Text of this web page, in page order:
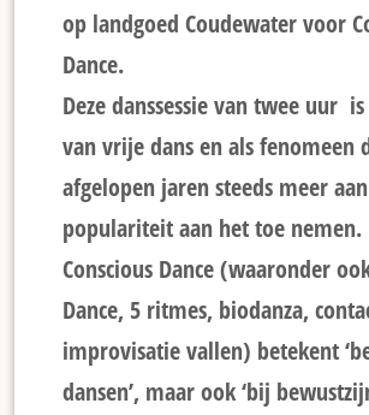
op landgoed Coudewater voor
Dance.
Deze danssessie van twee uur
van vrije dans en als fenomeen
afgelopen jaren steeds meer aan
populariteit aan het toe nemen.
Conscious Dance (waaronder
Dance, 5 ritmes, biodanza,
improvisatie vallen) betekent
dansen’, maar ook ‘bij